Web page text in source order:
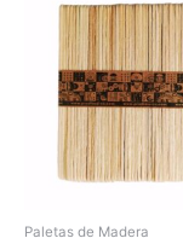
Paletas de Madera